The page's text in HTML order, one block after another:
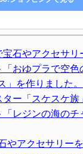
宝石やアクセサリ
おゆプラで空色
」を作りました。
ター「スケスケ族
レジンの海のチ
やアクセサリー